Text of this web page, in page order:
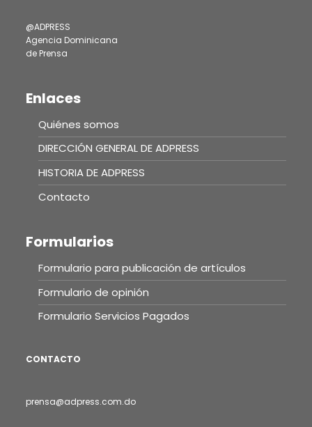
@ADPRESS
Agencia Dominicana
de Prensa
Enlaces
Quiénes somos
DIRECCIÓN GENERAL DE ADPRESS
HISTORIA DE ADPRESS
Contacto
Formularios
Formulario para publicación de artículos
Formulario de opinión
Formulario Servicios Pagados
CONTACTO
prensa@adpress.com.do